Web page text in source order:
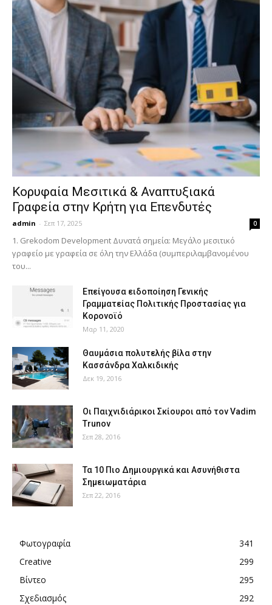
Κορυφαία Μεσιτικά & Αναπτυξιακά
Γραφεία στην Κρήτη για Επενδυτές
admin - Σεπ 17, 2025 0
1. Grekodom Development Δυνατά σημεία: Μεγάλο μεσιτικό
γραφείο με γραφεία σε όλη την Ελλάδα (συμπεριλαμβανομένου
του...
Επείγουσα ειδοποίηση Γενικής
Γραμματείας Πολιτικής Προστασίας για
Κορονοϊό
Μαρ 11, 2020
Θαυμάσια πολυτελής βίλα στην
Κασσάνδρα Χαλκιδικής
Δεκ 19, 2016
Οι Παιχνιδιάρικοι Σκίουροι από τον Vadim
Trunov
Σεπ 28, 2016
Τα 10 Πιο Δημιουργικά και Ασυνήθιστα
Σημειωματάρια
Σεπ 22, 2016
Φωτογραφία
341
Creative
299
Βίντεο
295
Σχεδιασμός
292